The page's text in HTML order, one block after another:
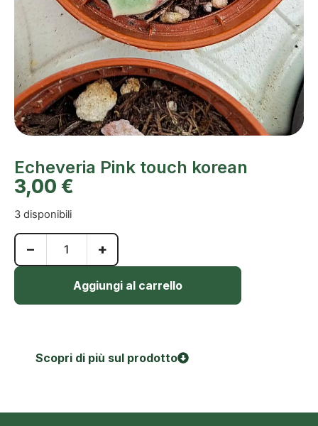
Echeveria Pink touch korean
3,00 €
3 disponibili
− +
Aggiungi al carrello
Scopri di più sul prodotto